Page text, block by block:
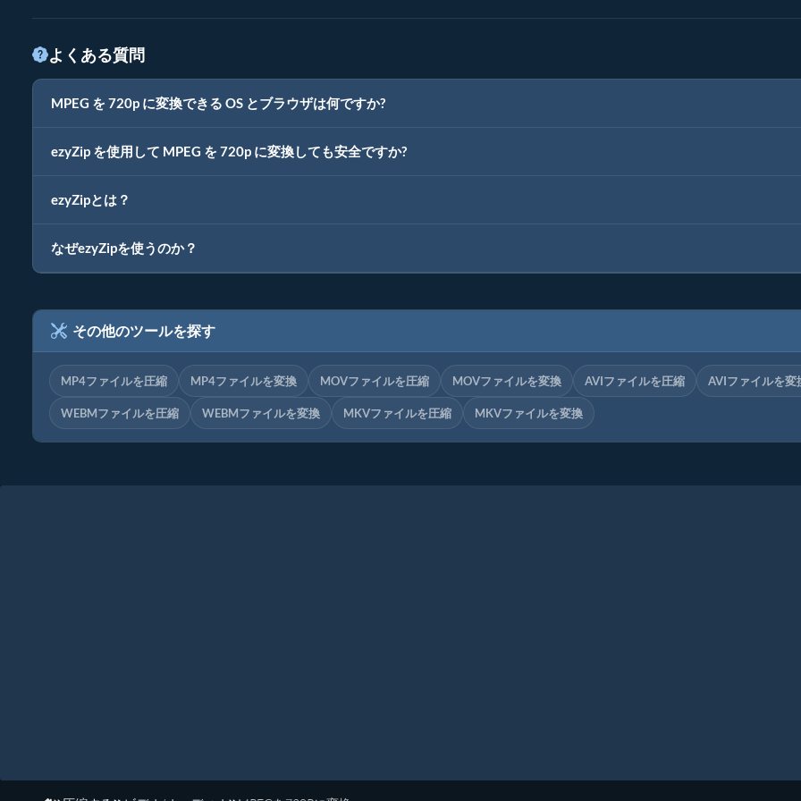
よくある質問
MPEG を 720p に変換できる OS とブラウザは何ですか?
ezyZip を使用して MPEG を 720p に変換しても安全ですか?
ezyZipとは？
なぜezyZipを使うのか？
その他のツールを探す
MP4ファイルを圧縮 MP4ファイルを変換 MOVファイルを圧縮 MOVファイルを変換 AVIファイルを圧縮 AVIファイルを変
WEBMファイルを圧縮 WEBMファイルを変換 MKVファイルを圧縮 MKVファイルを変換